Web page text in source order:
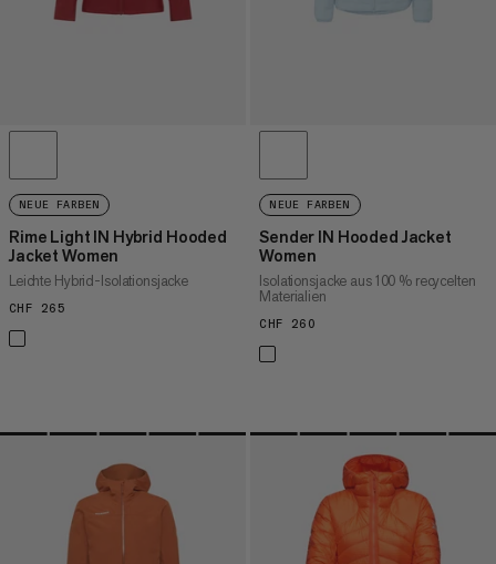
BEWERTUNG
NEUE FARBEN
Rime Light IN Hybrid Hooded
Jacket Women
Leichte Hybrid-Isolationsjacke
CHF 265
NEUE FARBEN
Sender IN Hooded Jacket
Women
Isolationsjacke aus 100 % recycelten
Materialien
CHF 260